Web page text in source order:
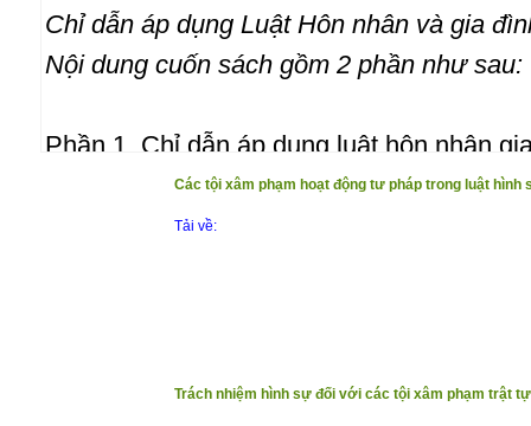
Chỉ dẫn áp dụng Luật Hôn nhân và gia
Nội dung cuốn sách gồm 2 phần như sau:
Phần 1. Chỉ dẫn áp dụng luật hôn nhân
Phần 2. Các văn bản hướng dẫn luật hôn
Trân trọng giới thiệu đến bạn đọc !
Các tội xâm phạm hoạt động tư pháp trong luật hình
Tải về:
Trách nhiệm hình sự đối với các tội xâm phạm trật